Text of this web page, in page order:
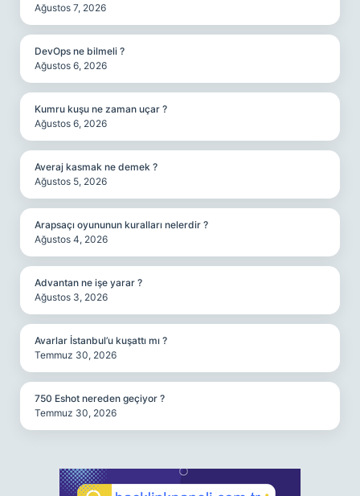
Ağustos 7, 2026
DevOps ne bilmeli ?
Ağustos 6, 2026
Kumru kuşu ne zaman uçar ?
Ağustos 6, 2026
Averaj kasmak ne demek ?
Ağustos 5, 2026
Arapsaçı oyununun kuralları nelerdir ?
Ağustos 4, 2026
Advantan ne işe yarar ?
Ağustos 3, 2026
Avarlar İstanbul’u kuşattı mı ?
Temmuz 30, 2026
750 Eshot nereden geçiyor ?
Temmuz 30, 2026